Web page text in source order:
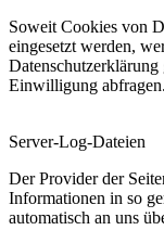
Soweit Cookies von
eingesetzt werden,
Einwilligung abfragen.
Server-Log-Dateien
Der Provider der
Informationen in so
automatisch an uns